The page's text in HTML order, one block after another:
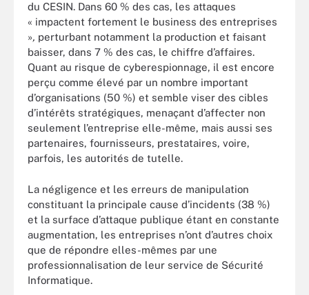
du CESIN. Dans 60 % des cas, les attaques
« impactent fortement le business des entreprises
», perturbant notamment la production et faisant
baisser, dans 7 % des cas, le chiffre d’affaires.
Quant au risque de cyberespionnage, il est encore
perçu comme élevé par un nombre important
d’organisations (50 %) et semble viser des cibles
d’intérêts stratégiques, menaçant d’affecter non
seulement l’entreprise elle-même, mais aussi ses
partenaires, fournisseurs, prestataires, voire,
parfois, les autorités de tutelle.
La négligence et les erreurs de manipulation
constituant la principale cause d’incidents (38 %)
et la surface d’attaque publique étant en constante
augmentation, les entreprises n’ont d’autres choix
que de répondre elles-mêmes par une
professionnalisation de leur service de Sécurité
Informatique.